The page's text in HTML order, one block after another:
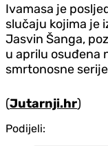
Ivamasa je
slučaju kojima je
Jasvin Šanga,
u aprilu osuđena
smrtonosne
(Jutarnji.hr)
Podijeli: